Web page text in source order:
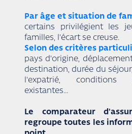
Par âge et situation de
certains privilégient les
familles, l'écart se creuse.
Selon des critères
pays d'origine,
destination, durée du
l'expatrié, conditions
existantes...
Le comparateur
regroupe toutes les